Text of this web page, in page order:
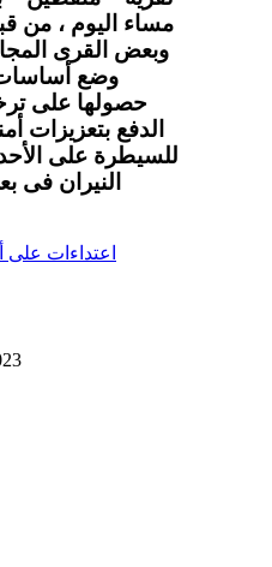
مساء اليوم ، من
وبعض القرى
وضع أساسات
حصولها على
الدفع بتعزيزات
للسيطرة على
النيران فى